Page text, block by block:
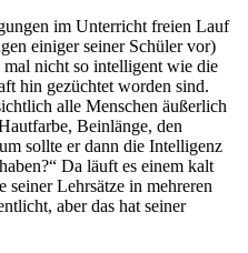
im Unterricht freien Lauf
einiger seiner Schüler vor)
nicht so intelligent wie die
hin gezüchtet worden sind.
alle Menschen äußerlich
Beinlänge, den
sollte er dann die Intelligenz
Da läuft es einem kalt
seiner Lehrsätze in mehreren
aber das hat seiner